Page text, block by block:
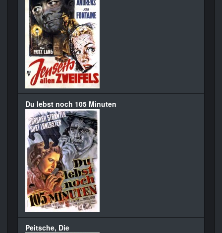
Du lebst noch 105 Minuten
Peitsche, Die